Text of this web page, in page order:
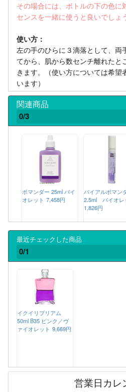
その場合には、ボトルの下の色に
センスを一緒に使うと良いでしょ
使い方：
左の手のひらに３滴落として、両
てから、肌から数センチ離れたと
きます。（使い方については希望
います）
関連商品
0/3
ポマンダー 25ml バイ
オレット 7,458円
バイアルポマン
2.5ml バイオレ
1,826円
最近チェックした商品
0/1
イクイリブリアム
50ml B35 ピンク／ヴ
ァイオレット 9,669円
営業日カレ